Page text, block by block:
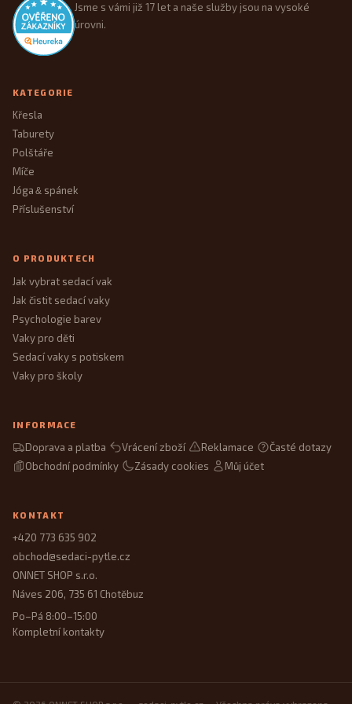
Jsme s vámi již 17 let a naše služby jsou na vysoké
úrovni.
KATEGORIE
Křesla
Taburety
Polštáře
Míče
Jóga&spánek
Příslušenství
O PRODUKTECH
Jak vybrat sedací vak
Jak čistit sedací vaky
Psychologie barev
Vaky pro děti
Sedací vaky s potiskem
Vaky pro školy
INFORMACE
Doprava a platba Vrácení zboží Reklamace
Časté dotazy
Obchodní podmínky
Zásady cookies Můj účet
KONTAKT
+420 773 635 902
obchod@sedaci-pytle.cz
ONNET SHOP s.r.o.
Náves 206, 735 61 Chotěbuz
Po–Pá 8:00–15:00
Kompletní kontakty